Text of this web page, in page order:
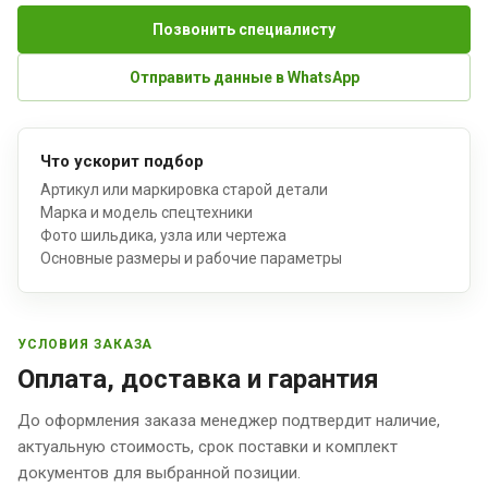
Позвонить специалисту
Отправить данные в WhatsApp
Что ускорит подбор
Артикул или маркировка старой детали
Марка и модель спецтехники
Фото шильдика, узла или чертежа
Основные размеры и рабочие параметры
УСЛОВИЯ ЗАКАЗА
Оплата, доставка и гарантия
До оформления заказа менеджер подтвердит наличие,
актуальную стоимость, срок поставки и комплект
документов для выбранной позиции.